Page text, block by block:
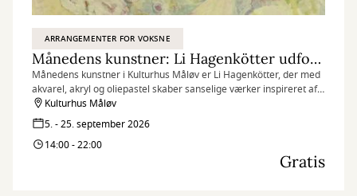
ARRANGEMENTER FOR VOKSNE
Månedens kunstner: Li Hagenkötter udforsker naturens former og indre landskaber
Månedens kunstner i Kulturhus Måløv er Li Hagenkötter, der med
akvarel, akryl og oliepastel skaber sanselige værker inspireret af
naturens former og indre landskaber.
Kulturhus Måløv
5. - 25. september 2026
14:00 - 22:00
Gratis